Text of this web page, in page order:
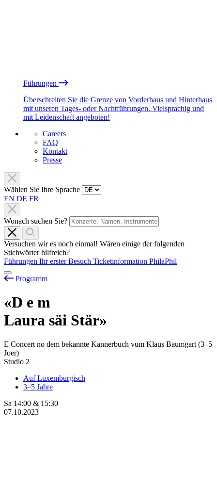
Führungen
Überschreiten Sie die Grenze von Vorderhaus und Hinterhaus
mit unseren Tages- oder Nachtführungen. Vielsprachig und
mit Leidenschaft angeboten!
Careers
FAQ
Kontakt
Presse
Wählen Sie Ihre Sprache
EN DE FR
Wonach suchen Sie?
Versuchen wir es noch einmal! Wären einige der folgenden
Stichwörter hilfreich?
Führungen Ihr erster Besuch Ticketinformation PhilaPhil
Programm
«D e m
Laura säi Stär»
E Concert no dem bekannte Kannerbuch vum Klaus Baumgart (3–5
Joer)
Studio 2
Auf Luxemburgisch
3–5 Jahre
Sa 14:00 & 15:30
07.10.2023